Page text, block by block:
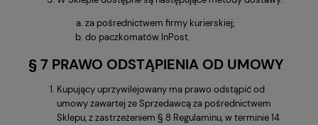
za pośrednictwem firmy kurierskiej;
do paczkomatów InPost.
§ 7 PRAWO ODSTĄPIENIA OD UMOWY
Kupujący uprzywilejowany ma prawo odstąpić od
umowy zawartej ze Sprzedawcą za pośrednictwem
Sklepu, z zastrzeżeniem § 8 Regulaminu, w terminie 14